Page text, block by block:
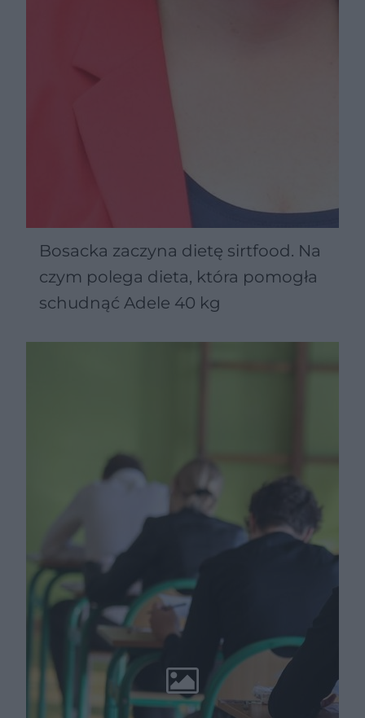
Bosacka zaczyna dietę sirtfood. Na
czym polega dieta, która pomogła
schudnąć Adele 40 kg